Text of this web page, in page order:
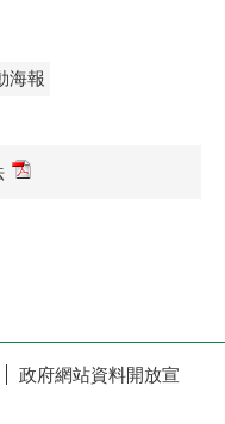
政府網站資料開放宣